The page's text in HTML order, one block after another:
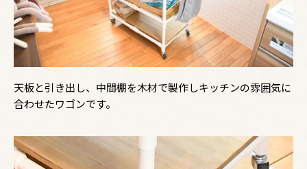
天板と引き出し、中間棚を木材で製作しキッチンの雰囲気に
合わせたワゴンです。